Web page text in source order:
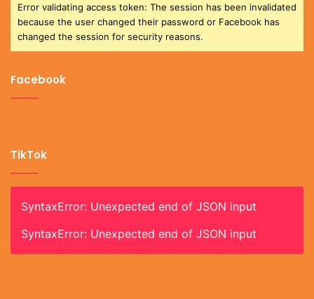
Error validating access token: The session has been invalidated
because the user changed their password or Facebook has
changed the session for security reasons.
Facebook
TikTok
SyntaxError: Unexpected end of JSON input
SyntaxError: Unexpected end of JSON input